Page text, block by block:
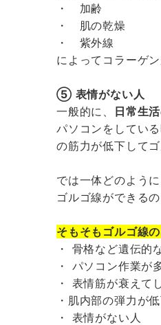
・ 加齢
・ 肌の乾燥
・ 紫外線
によってコラーゲ
⑤ 表情がない人
一般的に、 日常生
パソコンをしてい
の筋力が低下して
では一体どのように
ゴルゴ線ができる
そもそもゴルゴ線
・ 骨格など遺伝的
・ パソコン作業が
・ 表情筋が衰えて
・肌内部の弾力が
・ 表情がない人